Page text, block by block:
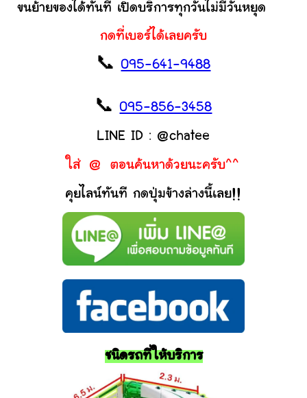
ขนย้ายของได้ทันที เปิดบริการทุกวันไม่มีวันหยุด
กดที่เบอร์ได้เลยครับ
📞095-641-9488
📞095-856-3458
LINE ID : @chatee
ใส่ @ ตอนค้นหาด้วยนะครับ^^
คุยไลน์ทันที กดปุ่มข้างล่างนี้เลย!!
ชนิดรถที่ให้บริการ